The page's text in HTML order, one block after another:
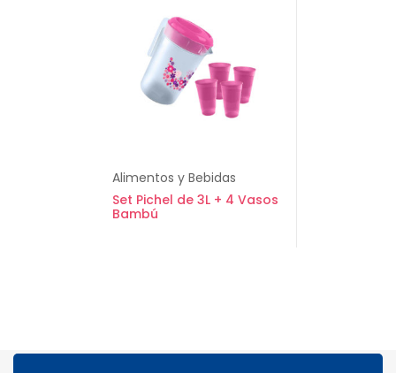
Alimentos y Bebidas
Set Pichel de 3L + 4 Vasos
Bambú